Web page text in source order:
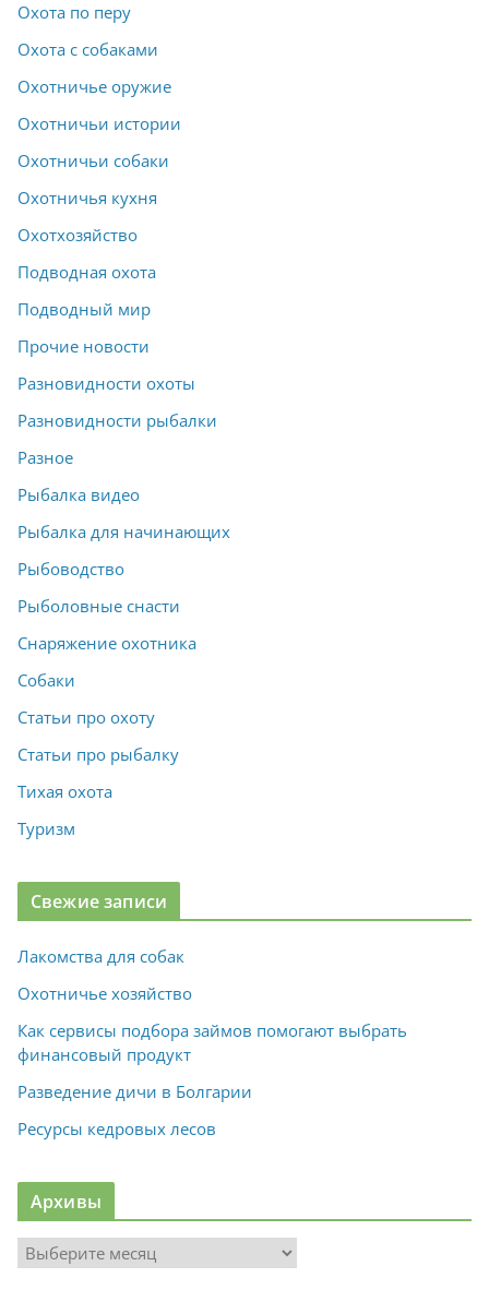
Охота по перу
Охота с собаками
Охотничье оружие
Охотничьи истории
Охотничьи собаки
Охотничья кухня
Охотхозяйство
Подводная охота
Подводный мир
Прочие новости
Разновидности охоты
Разновидности рыбалки
Разное
Рыбалка видео
Рыбалка для начинающих
Рыбоводство
Рыболовные снасти
Снаряжение охотника
Собаки
Статьи про охоту
Статьи про рыбалку
Тихая охота
Туризм
Свежие записи
Лакомства для собак
Охотничье хозяйство
Как сервисы подбора займов помогают выбрать
финансовый продукт
Разведение дичи в Болгарии
Ресурсы кедровых лесов
Архивы